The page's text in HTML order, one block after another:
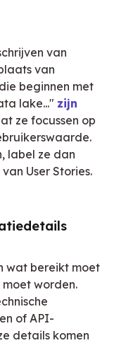
van
van
beginnen met
lake..." zijn
ze focussen op
label ze dan
User Stories.
wat bereikt moet
worden.
of API-
details komen